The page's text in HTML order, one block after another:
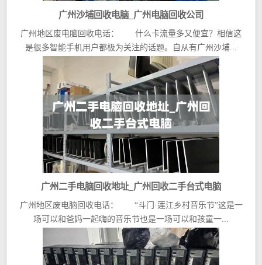
广州沙埔回收电脑_广州电脑回收公司
广州地区废电脑回收电话： 什么卡流量多又便宜？相信这
是很多智能手机用户都极为关注的话题。自从有广州沙埔...
广州二手电脑回收地址_广州回收二手台式电脑
广州地区废电脑回收电话： “斗门·莲江乡村音乐节”这是一
场可以和爸妈一起嗨的音乐节也是一场可以和孩童一...